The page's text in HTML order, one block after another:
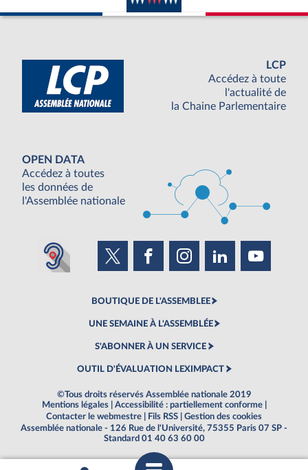
LCP
Accédez à toute
l'actualité de
la Chaine Parlementaire
OPEN DATA
Accédez à toutes
les données de
l'Assemblée nationale
BOUTIQUE DE L'ASSEMBLEE
UNE SEMAINE À L'ASSEMBLÉE
S'ABONNER À UN SERVICE
OUTIL D'ÉVALUATION LEXIMPACT
©Tous droits réservés Assemblée nationale 2019
Mentions légales
Accessibilité : partiellement conforme
Contacter le webmestre
Fils RSS
Gestion des cookies
Assemblée nationale - 126 Rue de l'Université, 75355 Paris 07 SP -
Standard 01 40 63 60 00